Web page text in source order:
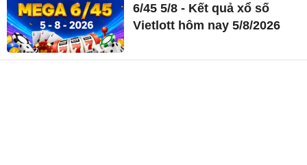
6/45 5/8 - Kết quả xổ số
Vietlott hôm nay 5/8/2026